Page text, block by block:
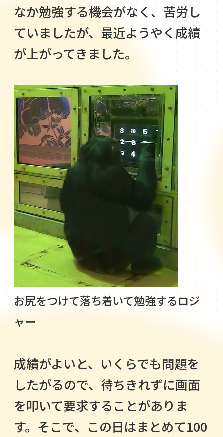
なか勉強する機会がなく、苦労し
ていましたが、最近ようやく成績
が上がってきました。
お尻をつけて落ち着いて勉強するロジ
ャー
成績がよいと、いくらでも問題を
したがるので、待ちきれずに画面
を叩いて要求することがありま
す。そこで、この日はまとめて100